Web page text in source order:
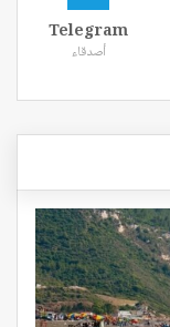
Telegram
أصدقاء